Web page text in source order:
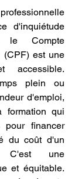
d'inquiétude
le Compte
(CPF) est une
accessible.
plein ou
d'emploi,
qui
pour financer
du coût d'un
C'est une